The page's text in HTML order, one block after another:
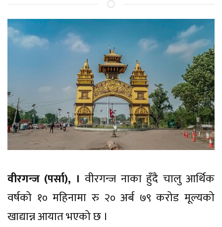
वीरगन्ज (पर्सा), । वीरगन्ज नाका हुँदै चालु आर्थिक
वर्षको १० महिनामा रु २० अर्ब ७९ करोड मूल्यको
खाद्यान्न आयात भएको छ ।